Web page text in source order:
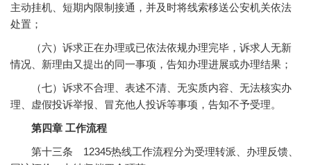
主动挂机、短期内限制接通，并及时将线索移送公安机关依法
处置；
（六）诉求正在办理或已依法依规办理完毕，诉求人无新
情况、新理由又提出的同一事项，告知办理进展或办理结果；
（七）诉求不合理、表述不清、无实质内容、无法核实办
理、虚假投诉举报、冒充他人投诉等事项，告知不予受理。
第四章 工作流程
第十三条 12345热线工作流程分为受理转派、办理反馈、